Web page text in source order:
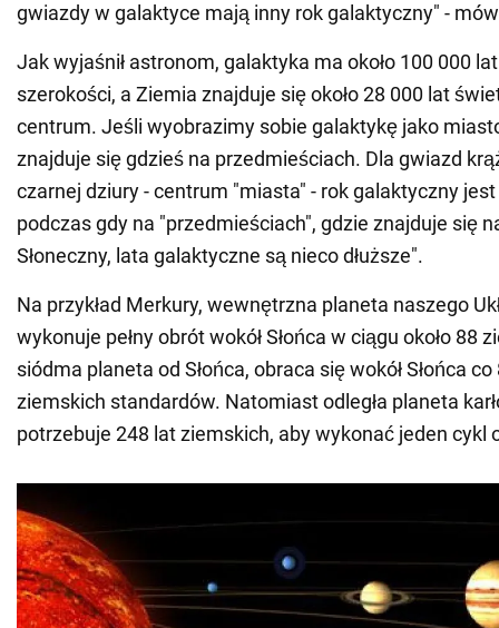
gwiazdy w galaktyce mają inny rok galaktyczny" -
Jak wyjaśnił astronom, galaktyka ma około 100 000
szerokości, a Ziemia znajduje się około 28 000 lat
centrum. Jeśli wyobrazimy sobie galaktykę jako
znajduje się gdzieś na przedmieściach. Dla gwiazd
czarnej dziury - centrum "miasta" - rok galaktyczny
podczas gdy na "przedmieściach", gdzie znajduje się
Słoneczny, lata galaktyczne są nieco dłuższe".
Na przykład Merkury, wewnętrzna planeta naszego
wykonuje pełny obrót wokół Słońca w ciągu około 88
siódma planeta od Słońca, obraca się wokół Słońca
ziemskich standardów. Natomiast odległa planeta
potrzebuje 248 lat ziemskich, aby wykonać jeden cykl